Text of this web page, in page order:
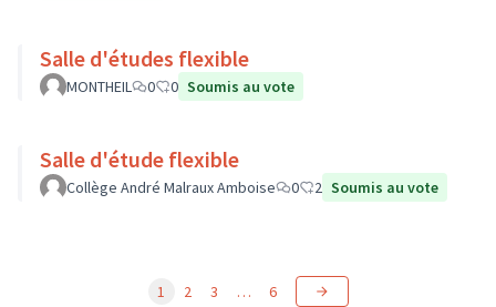
Salle d'études flexible
MONTHEIL 0 0 Soumis au vote
Salle d'étude flexible
Collège André Malraux Amboise 0 2 Soumis au vote
1 2 3 … 6